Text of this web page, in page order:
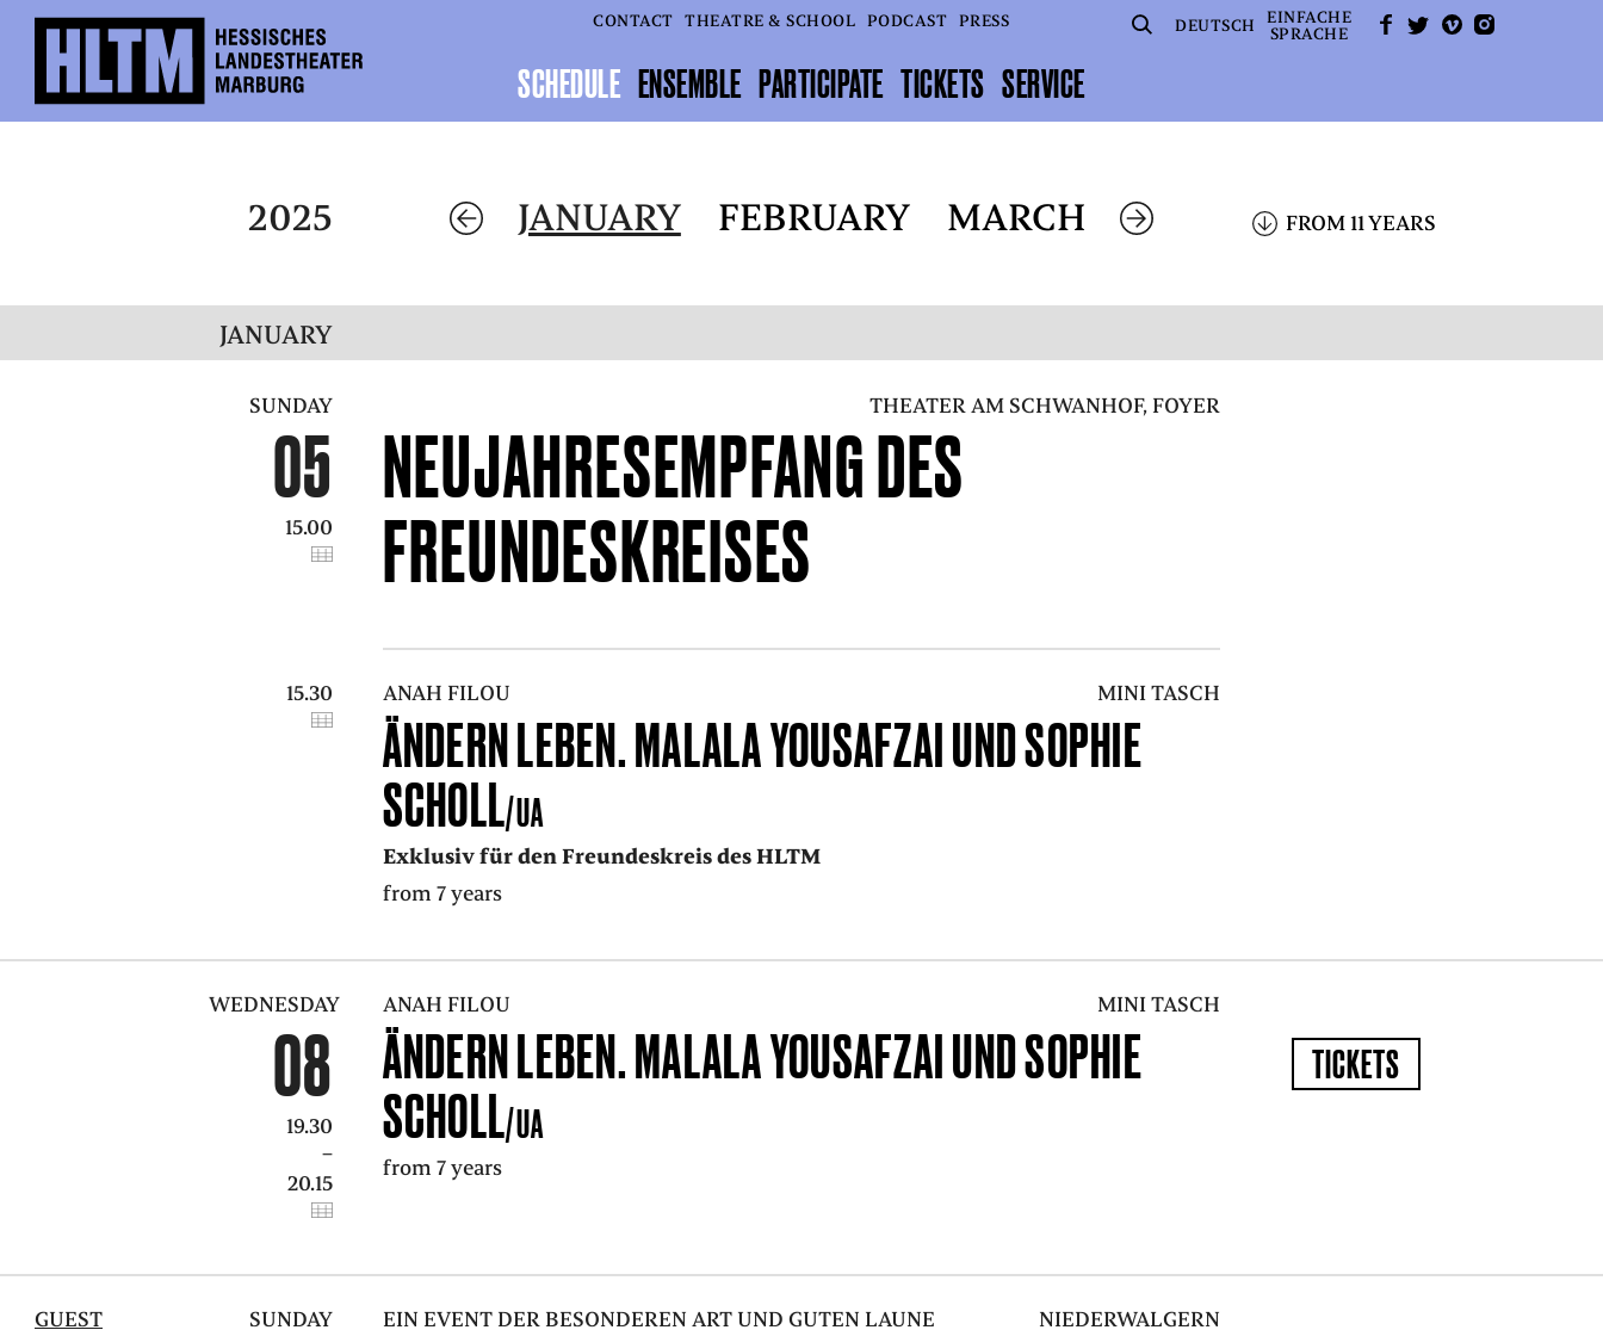
CONTACT THEATRE & SCHOOL PODCAST PRESS
SCHEDULE ENSEMBLE PARTICIPATE TICKETS SERVICE
SUCHE
DEUTSCH
EINFACHE
SPRACHE
FACEBOOK
TWITTER
VIMEO
2025 JANUARY FEBRUARY MARCH FROM 11 YEARS
JANUARY
SUNDAY
05
15.00
THEATER AM SCHWANHOF, FOYER
NEUJAHRESEMPFANG DES
FREUNDESKREISES
15.30 MINI TASCH
ANAH FILOU
ÄNDERN LEBEN. MALALA YOUSAFZAI UND SOPHIE
SCHOLL/UA
Exklusiv für den Freundeskreis des HLTM
from 7 years
WEDNESDAY
08
19.30
–
20.15
MINI TASCH
ANAH FILOU
ÄNDERN LEBEN. MALALA YOUSAFZAI UND SOPHIE
SCHOLL/UA
from 7 years
TICKETS
GUEST
SUNDAY NIEDERWALGERN
EIN EVENT DER BESONDEREN ART UND GUTEN LAUNE